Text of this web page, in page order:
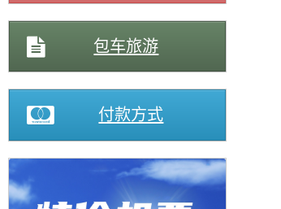
包车旅游
付款方式